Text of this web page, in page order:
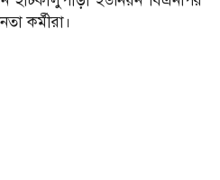
কর্মীরা।